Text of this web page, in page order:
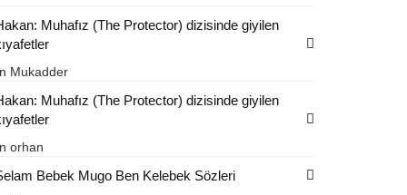
Muhafız (The Protector) dizisinde giyilen
Mukadder
Muhafız (The Protector) dizisinde giyilen
orhan
Bebek Mugo Ben Kelebek Sözleri